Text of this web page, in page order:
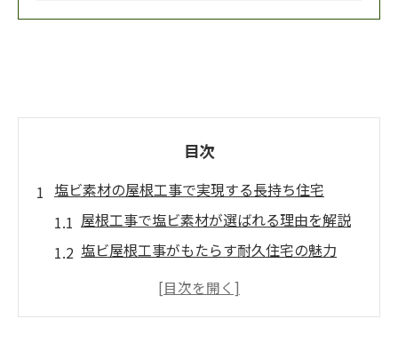
目次
塩ビ素材の屋根工事で実現する長持ち住宅
屋根工事で塩ビ素材が選ばれる理由を解説
塩ビ屋根工事がもたらす耐久住宅の魅力
長持ちする塩ビ屋根工事の特長を紹介